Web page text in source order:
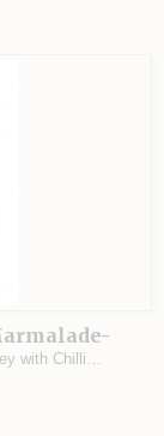
with Chilli…